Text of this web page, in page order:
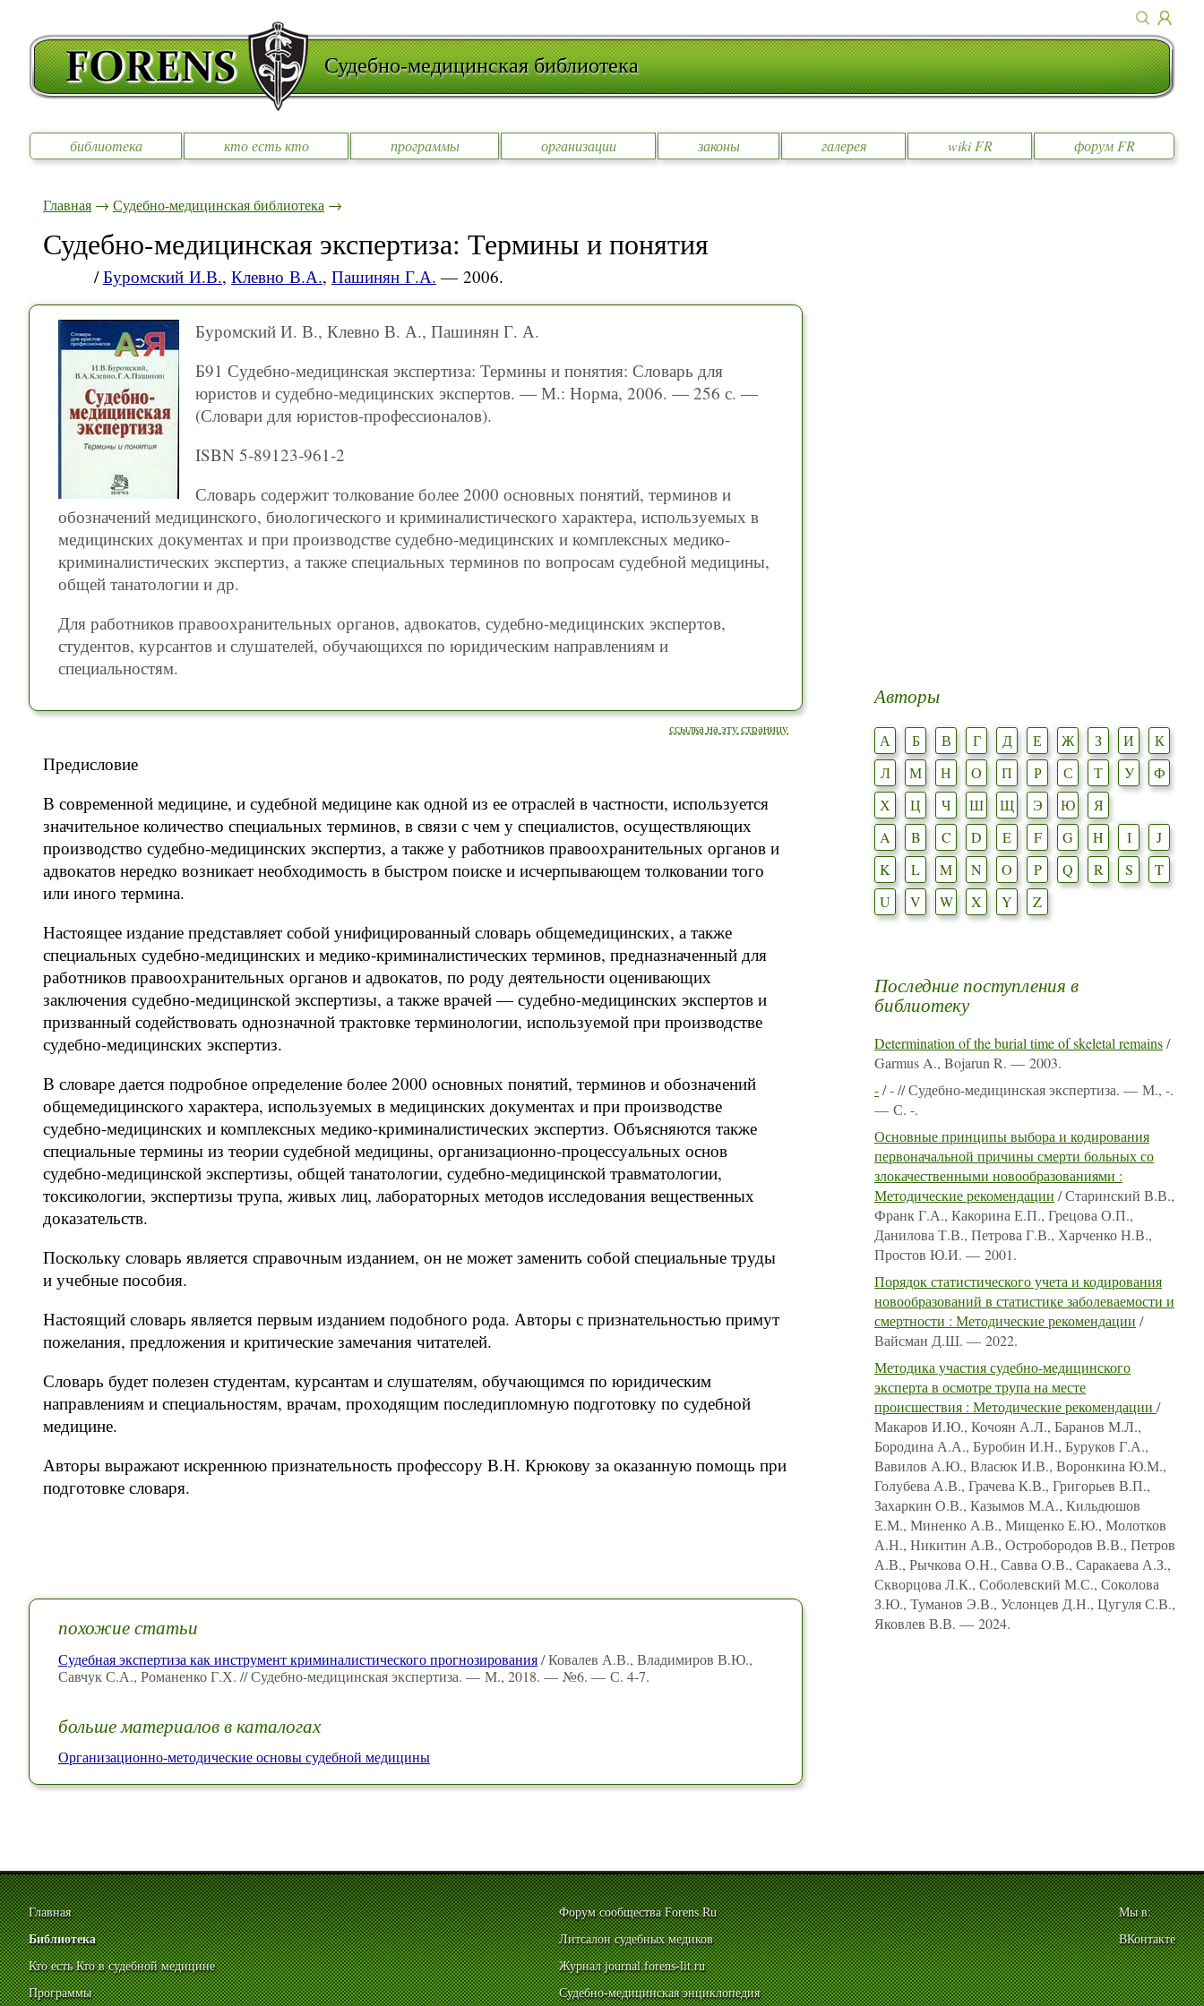
Судебно-медицинская библиотека
библиотека кто есть кто программы организации законы галерея wiki FR форум FR
Главная → Судебно-медицинская библиотека →
Судебно-медицинская экспертиза: Термины и понятия
/Буромский И.В., Клевно В.А., Пашинян Г.А. — 2006.
Буромский И. В., Клевно В. А., Пашинян Г. А.
Б91 Судебно-медицинская экспертиза: Термины и понятия: Словарь для
юристов и судебно-медицинских экспертов. — М.: Норма, 2006. — 256 с. —
(Словари для юристов-профессионалов).
ISBN 5-89123-961-2
Словарь содержит толкование более 2000 основных понятий, терминов и
обозначений медицинского, биологического и криминалистического характера, используемых в
медицинских документах и при производстве судебно-медицинских и комплексных медико-
криминалистических экспертиз, а также специальных терминов по вопросам судебной медицины,
общей танатологии и др.
Для работников правоохранительных органов, адвокатов, судебно-медицинских экспертов,
студентов, курсантов и слушателей, обучающихся по юридическим направлениям и
специальностям.
ссылка на эту страницу
Предисловие
В современной медицине, и судебной медицине как одной из ее отраслей в частности, используется
значительное количество специальных терминов, в связи с чем у специалистов, осуществляющих
производство судебно-медицинских экспертиз, а также у работников правоохранительных органов и
адвокатов нередко возникает необходимость в быстром поиске и исчерпывающем толковании того
или иного термина.
Настоящее издание представляет собой унифицированный словарь общемедицинских, а также
специальных судебно-медицинских и медико-криминалистических терминов, предназначенный для
работников правоохранительных органов и адвокатов, по роду деятельности оценивающих
заключения судебно-медицинской экспертизы, а также врачей — судебно-медицинских экспертов и
призванный содействовать однозначной трактовке терминологии, используемой при производстве
судебно-медицинских экспертиз.
В словаре дается подробное определение более 2000 основных понятий, терминов и обозначений
общемедицинского характера, используемых в медицинских документах и при производстве
судебно-медицинских и комплексных медико-криминалистических экспертиз. Объясняются также
специальные термины из теории судебной медицины, организационно-процессуальных основ
судебно-медицинской экспертизы, общей танатологии, судебно-медицинской травматологии,
токсикологии, экспертизы трупа, живых лиц, лабораторных методов исследования вещественных
доказательств.
Поскольку словарь является справочным изданием, он не может заменить собой специальные труды
и учебные пособия.
Настоящий словарь является первым изданием подобного рода. Авторы с признательностью примут
пожелания, предложения и критические замечания читателей.
Словарь будет полезен студентам, курсантам и слушателям, обучающимся по юридическим
направлениям и специальностям, врачам, проходящим последипломную подготовку по судебной
медицине.
Авторы выражают искреннюю признательность профессору В.Н. Крюкову за оказанную помощь при
подготовке словаря.
похожие статьи
Судебная экспертиза как инструмент криминалистического прогнозирования/ Ковалев А.В., Владимиров В.Ю.,
Савчук С.А., Романенко Г.Х. // Судебно-медицинская экспертиза. — М., 2018. — №6. — С. 4-7.
больше материалов в каталогах
Организационно-методические основы судебной медицины
Авторы
А Б В Г Д Е Ж З И
К
Л
М Н О П Р С Т У
Ф
Х
Ц Ч Ш Щ Э Ю
Я
A
B C D E F G H I
J
K
L M N O P Q R S
T
U
V W X Y Z
Последние поступления в
библиотеку
Determination of the burial time of skeletal remains/
Garmus A., Bojarun R. — 2003.
-/ - // Судебно-медицинская экспертиза. — М., -.
— С. -.
Основные принципы выбора и кодирования
первоначальной причины смерти больных со
злокачественными новообразованиями :
Методические рекомендации / Старинский В.В.,
Франк Г.А., Какорина Е.П., Грецова О.П.,
Данилова Т.В., Петрова Г.В., Харченко Н.В.,
Простов Ю.И. — 2001.
Порядок статистического учета и кодирования
новообразований в статистике заболеваемости и
смертности : Методические рекомендации /
Вайсман Д.Ш. — 2022.
Методика участия судебно-медицинского
эксперта в осмотре трупа на месте
происшествия : Методические рекомендации /
Макаров И.Ю., Кочоян А.Л., Баранов М.Л.,
Бородина А.А., Буробин И.Н., Буруков Г.А.,
Вавилов А.Ю., Власюк И.В., Воронкина Ю.М.,
Голубева А.В., Грачева К.В., Григорьев В.П.,
Захаркин О.В., Казымов М.А., Кильдюшов
Е.М., Миненко А.В., Мищенко Е.Ю., Молотков
А.Н., Никитин А.В., Остробородов В.В., Петров
А.В., Рычкова О.Н., Савва О.В., Саракаева А.З.,
Скворцова Л.К., Соболевский М.С., Соколова
З.Ю., Туманов Э.В., Услонцев Д.Н., Цугуля С.В.,
Яковлев В.В. — 2024.
Главная
Библиотека
Кто есть Кто в судебной медицине
Программы
Форум сообщества Forens.Ru
Литсалон судебных медиков
Журнал journal.forens-lit.ru
Судебно-медицинская энциклопедия
Мы в:
ВКонтакте